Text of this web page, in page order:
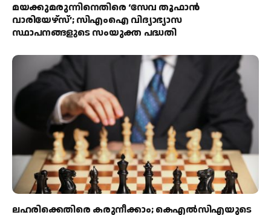
മയക്കുമരുന്നിനെതിരെ ‘സേവ തൂഫാൻ
വാരിയേഴ്‌സ്’; സിഎംഐ വിദ്യാഭ്യാസ
സ്ഥാപനങ്ങളുടെ സംയുക്ത പദ്ധതി
ലഹരിക്കെതിരെ കരുനീക്കാം; കെഎൽസിഎയുടെ